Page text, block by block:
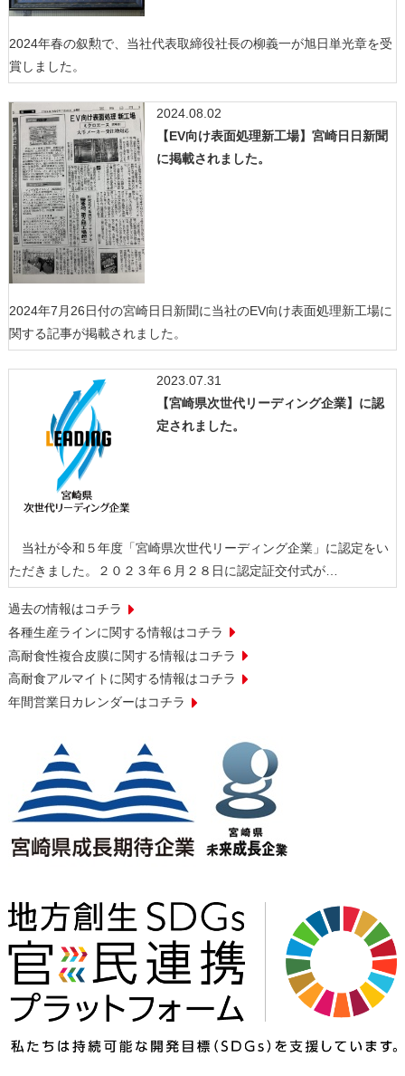
2024年春の叙勲で、当社代表取締役社長の柳義一が旭日単光章を受
賞しました。
2024.08.02
【EV向け表面処理新工場】宮崎日日新聞
に掲載されました。
2024年7月26日付の宮崎日日新聞に当社のEV向け表面処理新工場に
関する記事が掲載されました。
2023.07.31
【宮崎県次世代リーディング企業】に認
定されました。
当社が令和５年度「宮崎県次世代リーディング企業」に認定をい
ただきました。２０２３年６月２８日に認定証交付式が…
過去の情報はコチラ
各種生産ラインに関する情報はコチラ
高耐食性複合皮膜に関する情報はコチラ
高耐食アルマイトに関する情報はコチラ
年間営業日カレンダーはコチラ